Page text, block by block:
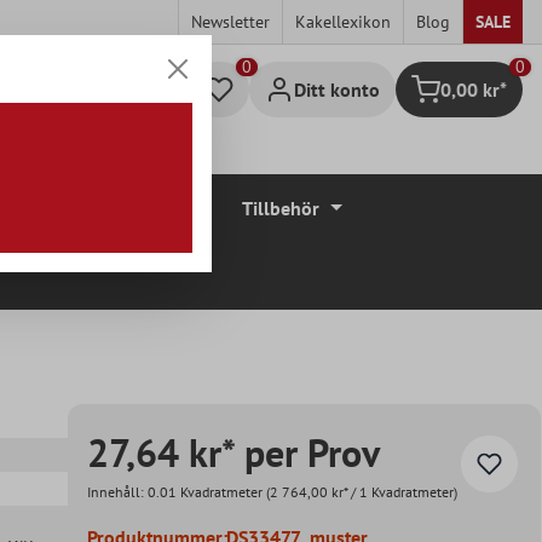
Newsletter Kakellexikon Blog SALE
Ditt konto Kundvagn
0
0,00 kr*
Tillbehör
27,64 kr* per Prov
Innehåll: 0.01 Kvadratmeter (2 764,00 kr* / 1 Kvadratmeter)
Produktnummer:DS33477_muster